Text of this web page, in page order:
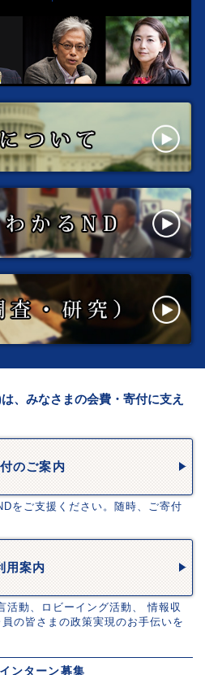
、みなさまの会費・寄付に支え
のご案内
をご支援ください。随時、ご寄付
用案内
活動、ロビーイング活動、 情報収
の皆さまの政策実現のお手伝いを
ンターン募集